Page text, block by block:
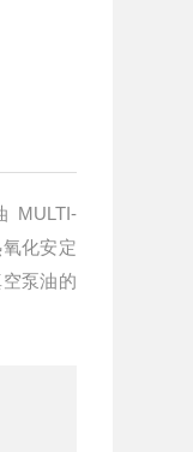
MULTI-
化安定
泵油的